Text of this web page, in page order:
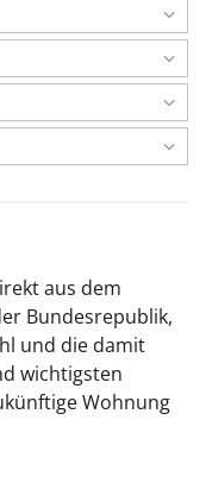
aus dem
Bundesrepublik,
und die damit
wichtigsten
Wohnung